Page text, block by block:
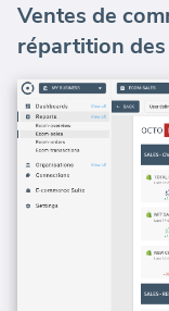
Ventes de
répartition